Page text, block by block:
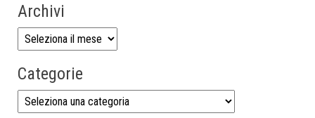
Archivi
Categorie